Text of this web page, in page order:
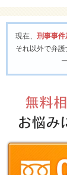
現在、 刑事事件
それ以外で弁